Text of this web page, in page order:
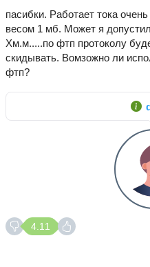
пасибки. Работает тока
весом 1 мб. Может я
Хм.м.....по фтп протоколу
скидывать. Вомзожно ли
фтп?
4.11